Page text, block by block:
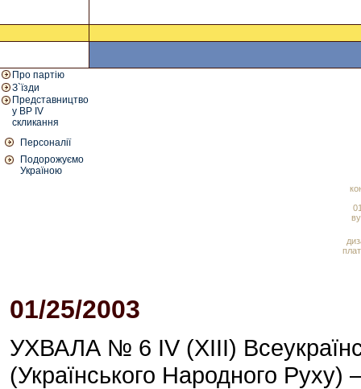
Про партію
З`їзди
Представництво
у ВР IV
скликання
Персоналії
Подорожуємо
Україною
01/25/2003
УХВАЛА № 6 IV (XIII)
(Українського Народного Руху)